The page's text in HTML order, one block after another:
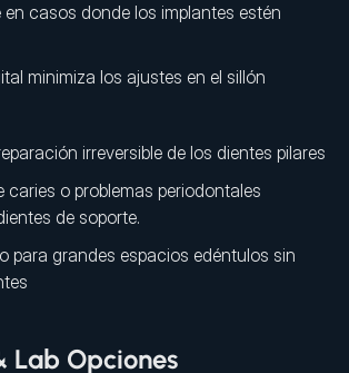
en casos donde los implantes estén
minimiza los ajustes en el sillón
irreversible de los dientes pilares
caries o problemas periodontales
de soporte.
para grandes espacios edéntulos sin
Lab Opciones